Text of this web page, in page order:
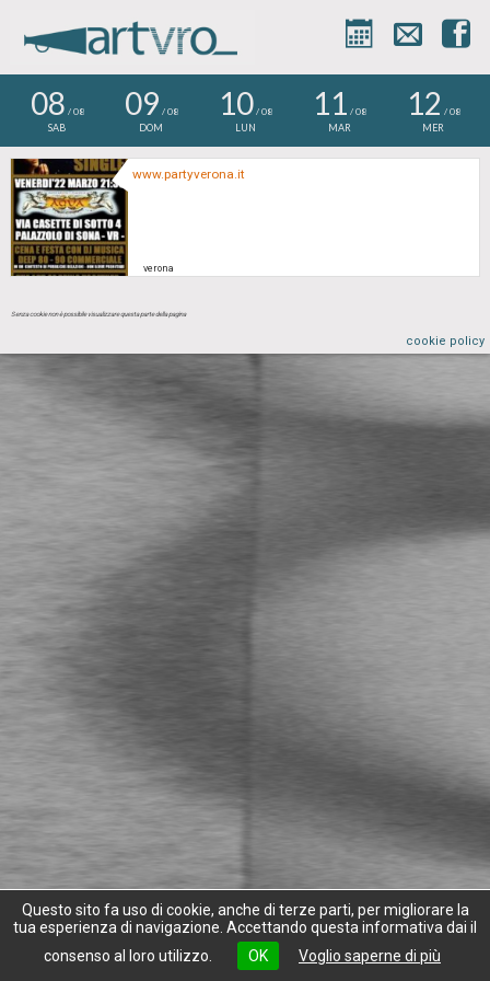
Questo sito fa uso di cookie, anche di terze parti, per migliorare la
tua esperienza di navigazione. Accettando questa informativa dai il
consenso al loro utilizzo.
OK Voglio saperne di più



08 / 08
SAB
09 / 08
DOM
10/ 08
LUN
11 / 08
MAR
12 / 08
MER
www.partyverona.it
verona
Senza cookie non è possibile visualizzare questa parte della pagina
cookie policy